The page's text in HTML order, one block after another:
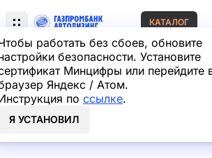
работать без сбоев, обновите
безопасности. Установите
Минцифры или перейдите
Яндекс / Атом.
по ссылке.
Я УСТАНОВИЛ
КАТАЛОГ
Главная Лизинг легковых
СТРАНИЦА НЕ НАЙДЕНА
Но мы точно знаем, где искать